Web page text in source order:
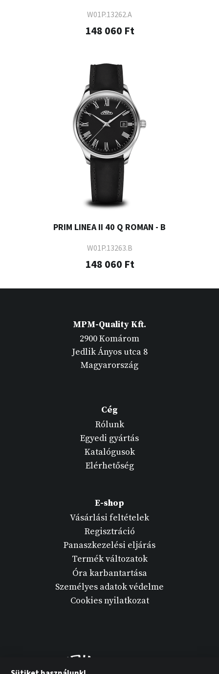
W01P.13262.A
148 060 Ft
PRIM LINEA II 40 Q ROMAN - B
W01P.13263.B
148 060 Ft
MPM-Quality Kft.
2900 Komárom
Jedlik Ányos utca 8
Magyarország
Cég
Rólunk
Egyedi gyártás
Katalógusok
Elérhetőség
E-shop
Vásárlási feltételek
Regisztráció
Panaszkezelési eljárás
Termék változatok
Óra karbantartása
Személyes adatok védelme
Cookies nyilatkozat